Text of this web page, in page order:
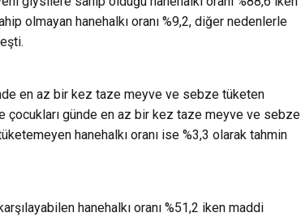
olmayan hanehalkı oranı %9,2, diğer nedenlerle
en az bir kez taze meyve ve sebze tüketen
çocukları günde en az bir kez taze meyve ve sebze
hanehalkı oranı ise %3,3 olarak tahmin
hanehalkı oranı %51,2 iken maddi